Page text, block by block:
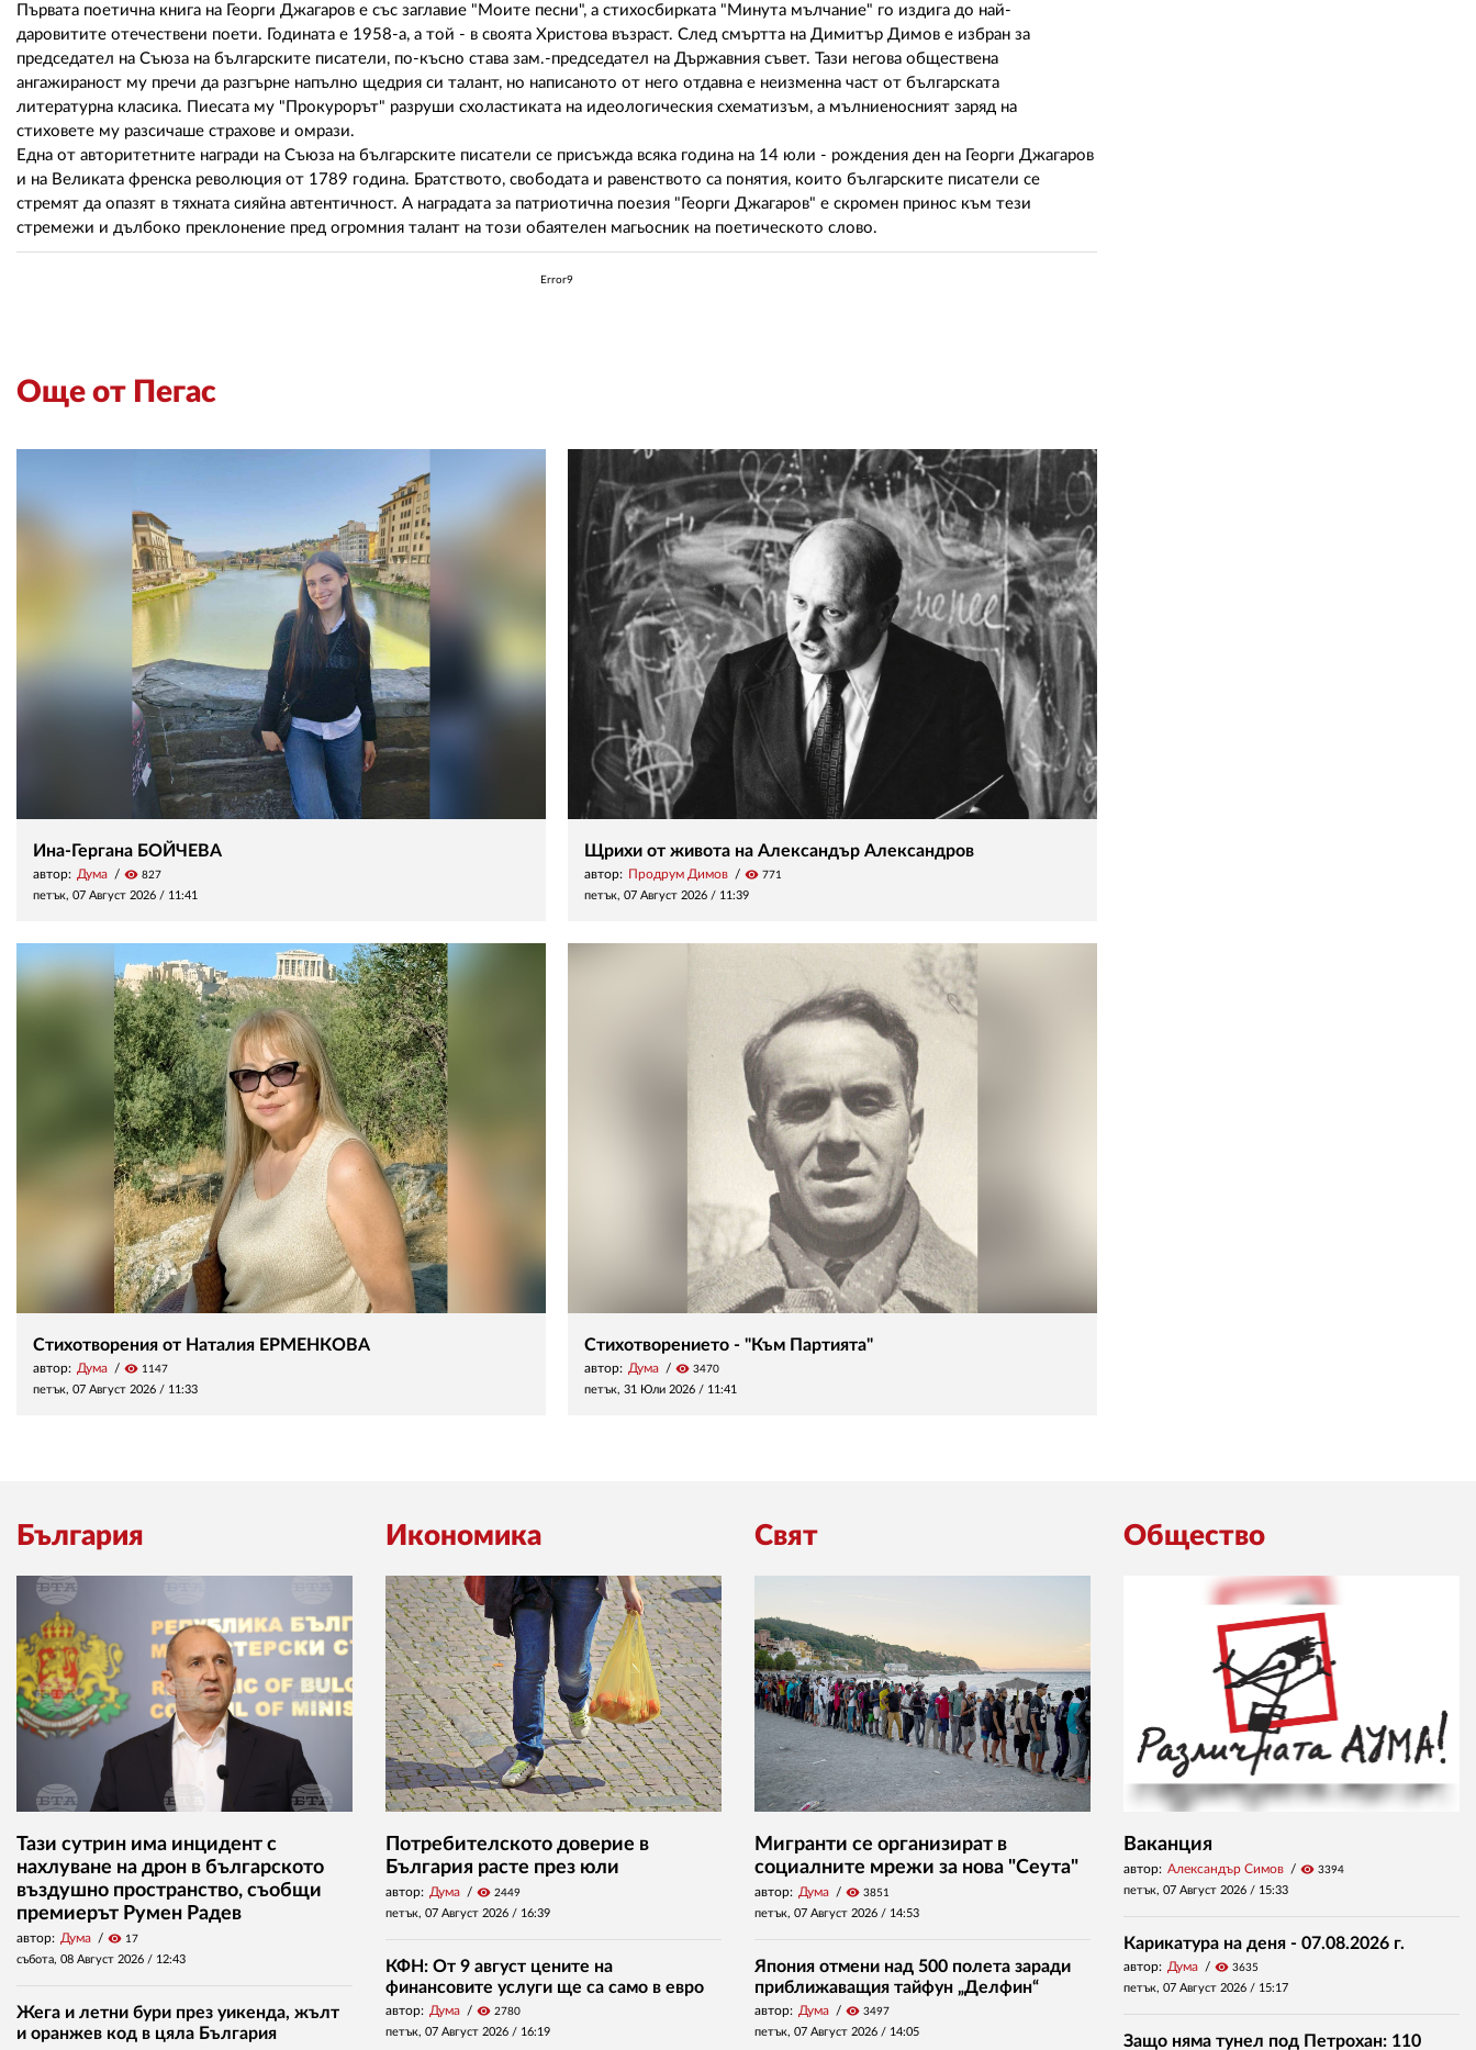
Първата поетична книга на Георги Джагаров е със заглавие "Моите песни", а стихосбирката "Минута мълчание" го издига до най-
даровитите отечествени поети. Годината е 1958-а, а той - в своята Христова възраст. След смъртта на Димитър Димов е избран за
председател на Съюза на българските писатели, по-късно става зам.-председател на Държавния съвет. Тази негова обществена
ангажираност му пречи да разгърне напълно щедрия си талант, но написаното от него отдавна е неизменна част от българската
литературна класика. Пиесата му "Прокурорът" разруши схоластиката на идеологическия схематизъм, а мълниеносният заряд на
стиховете му разсичаше страхове и омрази.
Една от авторитетните награди на Съюза на българските писатели се присъжда всяка година на 14 юли - рождения ден на Георги Джагаров
и на Великата френска революция от 1789 година. Братството, свободата и равенството са понятия, които българските писатели се
стремят да опазят в тяхната сияйна автентичност. А наградата за патриотична поезия "Георги Джагаров" е скромен принос към тези
стремежи и дълбоко преклонение пред огромния талант на този обаятелен магьосник на поетическото слово.
Error9
Още от Пегас
Ина-Гергана БОЙЧЕВА
автор: Дума visibility 827
петък, 07 Август 2026 / 11:41
Щрихи от живота на Александър Александров
автор: Продрум Димов visibility 771
петък, 07 Август 2026 / 11:39
Стихотворения от Наталия ЕРМЕНКОВА
автор: Дума visibility 1147
петък, 07 Август 2026 / 11:33
Стихотворението - "Към Партията"
автор: Дума visibility 3470
петък, 31 Юли 2026 / 11:41
България
Тази сутрин има инцидент с
нахлуване на дрон в българското
въздушно пространство, съобщи
премиерът Румен Радев
автор: Дума visibility 17
събота, 08 Август 2026 / 12:43
Жега и летни бури през уикенда, жълт
и оранжев код в цяла България
Икономика
Потребителското доверие в
България расте през юли
автор: Дума visibility 2449
петък, 07 Август 2026 / 16:39
КФН: От 9 август цените на
финансовите услуги ще са само в евро
автор: Дума visibility 2780
петък, 07 Август 2026 / 16:19
Свят
Мигранти се организират в
социалните мрежи за нова "Сеута"
автор: Дума visibility 3851
петък, 07 Август 2026 / 14:53
Япония отмени над 500 полета заради
приближаващия тайфун „Делфин“
автор: Дума visibility 3497
петък, 07 Август 2026 / 14:05
Общество
Ваканция
автор: Александър Симов visibility 3394
петък, 07 Август 2026 / 15:33
Карикатура на деня - 07.08.2026 г.
автор: Дума visibility 3635
петък, 07 Август 2026 / 15:17
Защо няма тунел под Петрохан: 110